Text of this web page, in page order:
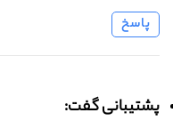
پاسخ
پشتیبانی گفت: